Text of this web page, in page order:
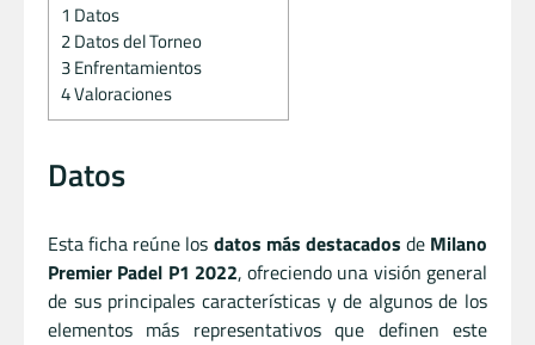
1 Datos
2Datos del Torneo
3Enfrentamientos
4Valoraciones
Datos
Esta ficha reúne los datos más destacados de Milano
Premier Padel P1 2022, ofreciendo una visión general
de sus principales características y de algunos de los
elementos más representativos que definen este